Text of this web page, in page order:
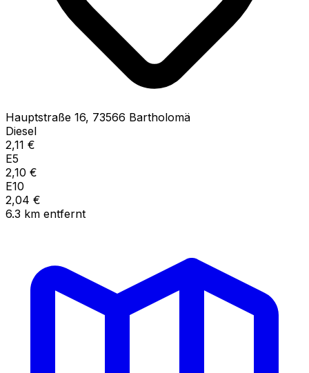
Hauptstraße 16, 73566 Bartholomä
Diesel
2,11 €
E5
2,10 €
E10
2,04 €
6.3 km entfernt